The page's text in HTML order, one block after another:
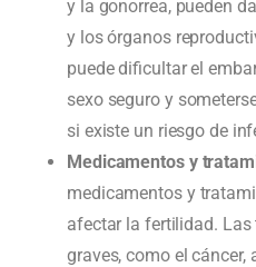
y la gonorrea, pueden
y los órganos
puede dificultar el
sexo seguro y
si existe un riesgo de
Medicamentos y
medicamentos y
afectar la fertilidad.
graves, como el